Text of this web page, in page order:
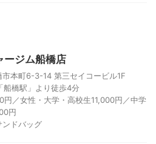
ージム船橋店
市本町6-3-14 第三セイコービル1F
船橋駅」より徒歩4分
円／女性・大学・高校生11,000円／中学
円
ンドバッグ